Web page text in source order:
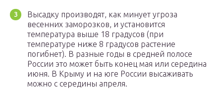
Высадку производят, как минует угроза
весенних заморозков, и установится
температура выше 18 градусов (при
температуре ниже 8 градусов растение
погибнет). В разные годы в средней полосе
России это может быть конец мая или середина
июня. В Крыму и на юге России высаживать
можно с середины апреля.